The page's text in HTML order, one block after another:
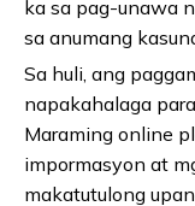
ka sa pag-unawa
sa anumang
Sa huli, ang
napakahalaga
Maraming online
impormasyon at
makatutulong